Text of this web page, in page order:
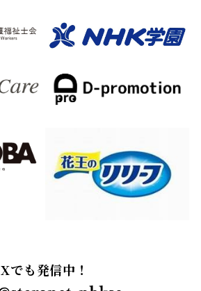
Xでも発信中！